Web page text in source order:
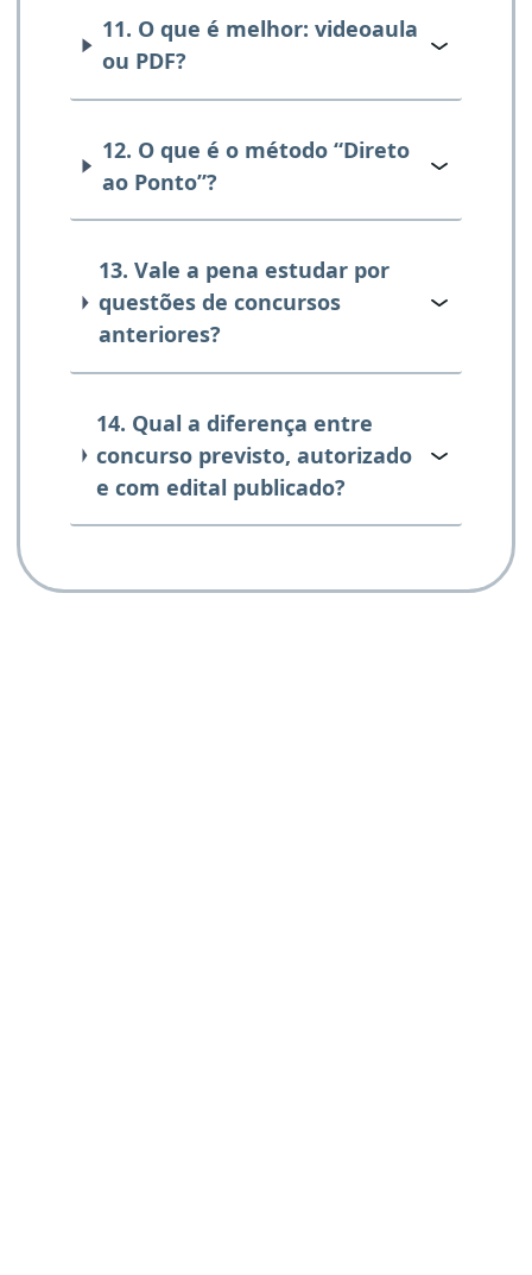
11. O que é melhor: videoaula
ou PDF?
12. O que é o método “Direto
ao Ponto”?
13. Vale a pena estudar por
questões de concursos
anteriores?
14. Qual a diferença entre
concurso previsto, autorizado
e com edital publicado?